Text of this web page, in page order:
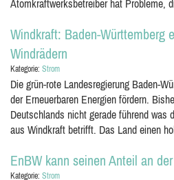
Atomkraftwerksbetreiber hat Probleme,
Windkraft: Baden-Württemberg
Windrädern
Kategorie: Strom
Die grün-rote Landesregierung Baden-
der Erneuerbaren Energien fördern.
Deutschlands nicht gerade führend was
aus Windkraft betrifft. Das Land einen
EnBW kann seinen Anteil an
Kategorie: Strom